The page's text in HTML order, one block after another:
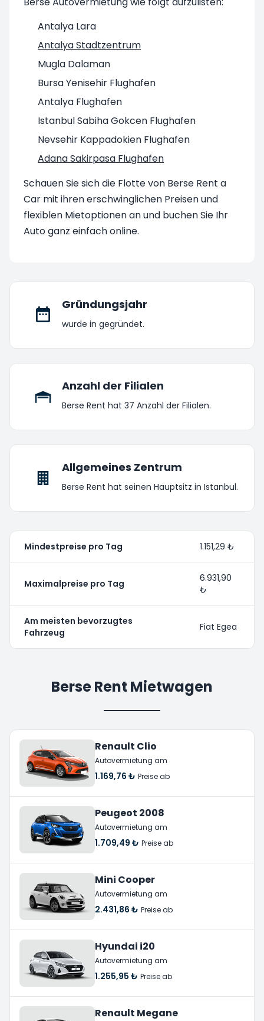
Antalya Lara
Antalya Stadtzentrum
Mugla Dalaman
Bursa Yenisehir Flughafen
Antalya Flughafen
Istanbul Sabiha Gokcen Flughafen
Nevsehir Kappadokien Flughafen
Adana Sakirpasa Flughafen
Schauen Sie sich die Flotte von Berse Rent a
Car mit ihren erschwinglichen Preisen und
flexiblen Mietoptionen an und buchen Sie Ihr
Auto ganz einfach online.
Gründungsjahr
wurde in gegründet.
Anzahl der Filialen
Berse Rent hat 37 Anzahl der Filialen.
Allgemeines Zentrum
Berse Rent hat seinen Hauptsitz in Istanbul.
Mindestpreise pro Tag 1.151,29 ₺
Maximalpreise pro Tag
6.931,90
₺
Am meisten bevorzugtes
Fahrzeug
Fiat Egea
Berse Rent Mietwagen
Renault Clio
Autovermietung am
1.169,76 ₺ Preise ab
Peugeot 2008
Autovermietung am
1.709,49 ₺ Preise ab
Mini Cooper
Autovermietung am
2.431,86 ₺ Preise ab
Hyundai i20
Autovermietung am
1.255,95 ₺ Preise ab
Renault Megane